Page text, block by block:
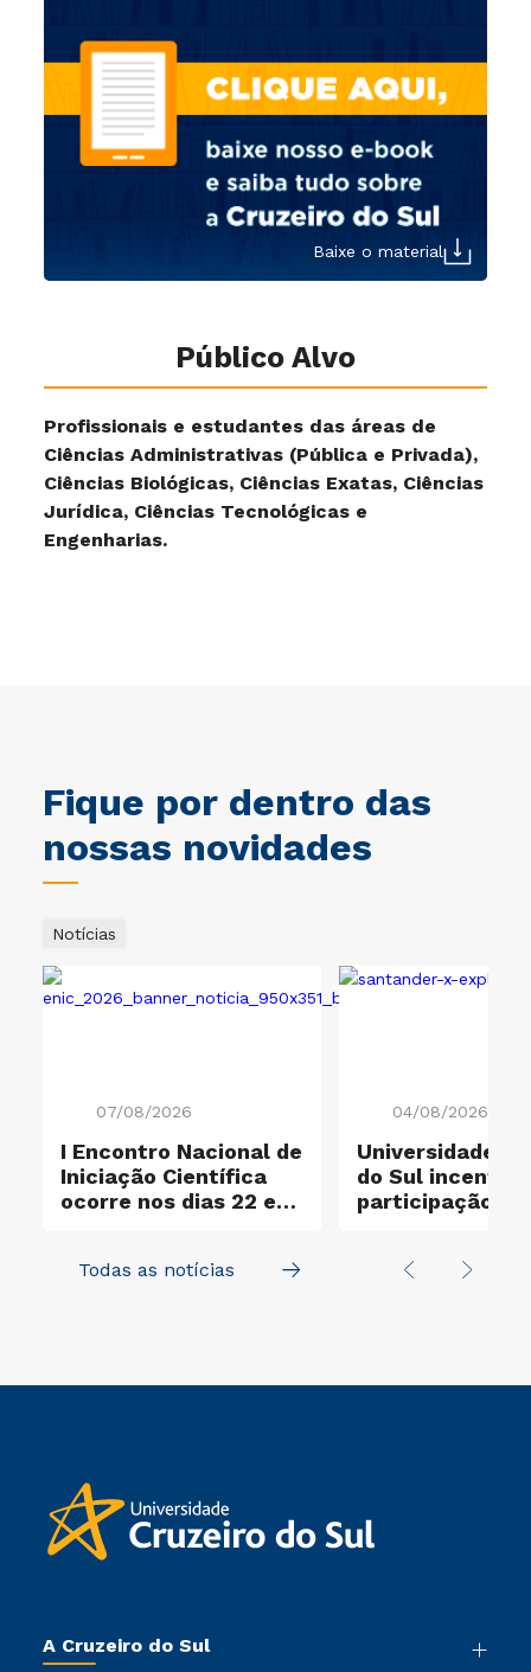
Baixe o material
Público Alvo
Profissionais e estudantes das áreas de
Ciências Administrativas (Pública e Privada),
Ciências Biológicas, Ciências Exatas, Ciências
Jurídica, Ciências Tecnológicas e
Engenharias.
Fique por dentro das
nossas novidades
Notícias
07/08/2026
I Encontro Nacional de
Iniciação Científica
ocorre nos dias 22 e
04/08/2026
Universidade
do Sul
participação no
Todas as notícias
A Cruzeiro do Sul